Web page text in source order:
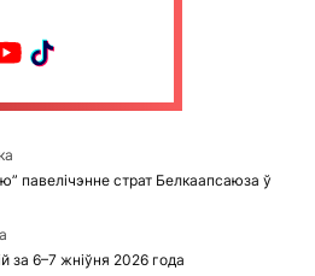
павелічэнне страт Белкаапсаюза ў
за 6–7 жніўня 2026 года